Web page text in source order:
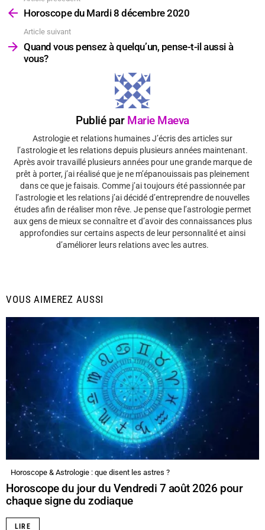
plus
Horoscope du Mardi 8 décembre 2020
Article suivant
Quand vous pensez à quelqu’un, pense-t-il aussi à
vous?
Publié par Marie Maeva
Astrologie et relations humaines J’écris des articles sur
l’astrologie et les relations depuis plusieurs années maintenant.
Après avoir travaillé plusieurs années pour une grande marque de
prêt à porter, j’ai réalisé que je ne m’épanouissais pas pleinement
dans ce que je faisais. Comme j’ai toujours été passionnée par
l’astrologie et les relations j’ai décidé d’entreprendre de nouvelles
études afin de réaliser mon rêve. Je pense que l’astrologie permet
aux gens de mieux se connaître et d’avoir des connaissances plus
approfondies sur certains aspects de leur personnalité et ainsi
d’améliorer leurs relations avec les autres.
VOUS AIMEREZ AUSSI
Horoscope & Astrologie : que disent les astres ?
Horoscope du jour du Vendredi 7 août 2026 pour
chaque signe du zodiaque
LIRE